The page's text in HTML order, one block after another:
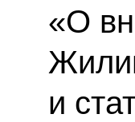
«О
и